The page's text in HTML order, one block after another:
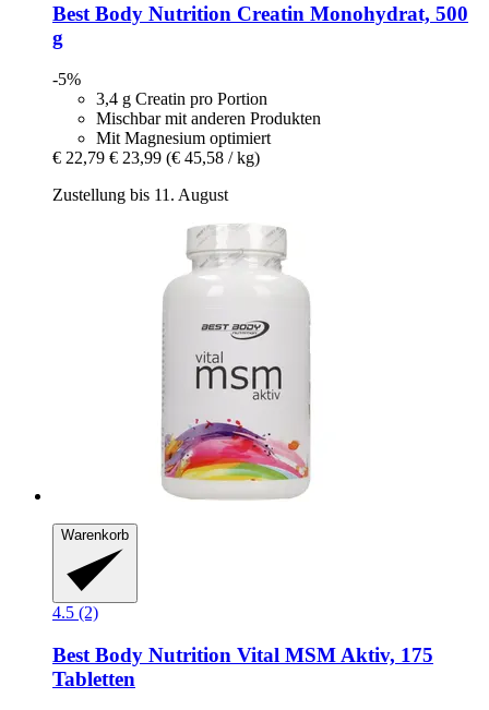
Best Body Nutrition Creatin Monohydrat, 500
g
-5%
3,4 g Creatin pro Portion
Mischbar mit anderen Produkten
Mit Magnesium optimiert
€ 22,79 € 23,99 (€ 45,58 / kg)
Zustellung bis 11. August
Warenkorb
4.5 (2)
Best Body Nutrition Vital MSM Aktiv, 175
Tabletten